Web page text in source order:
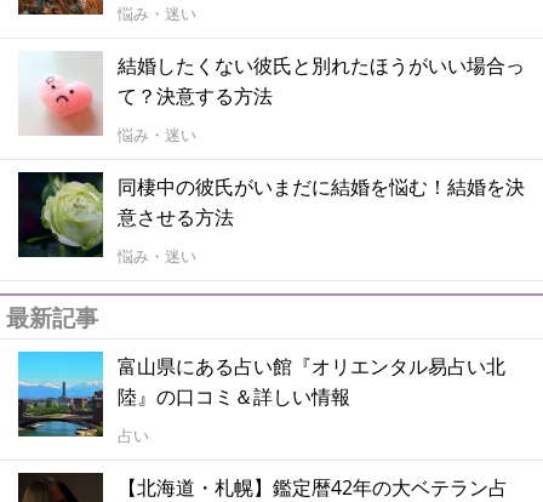
悩み・迷い
結婚したくない彼氏と別れたほうがいい場合っ
て？決意する方法
悩み・迷い
同棲中の彼氏がいまだに結婚を悩む！結婚を決
意させる方法
悩み・迷い
最新記事
富山県にある占い館『オリエンタル易占い北
陸』の口コミ＆詳しい情報
占い
【北海道・札幌】鑑定暦42年の大ベテラン占